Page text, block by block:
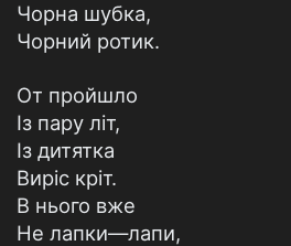
Чорна шубка,
Чорний ротик.
От пройшло
Із пару літ,
Із дитятка
Виріс кріт.
В нього вже
Не лапки—лапи,